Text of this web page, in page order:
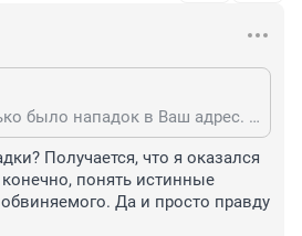
Да помню. Сколько было нападок в Ваш адрес. Кстати они я так понимаю и сейчас не окончились?
Получается, что я оказался
понять истинные
Да и просто правду